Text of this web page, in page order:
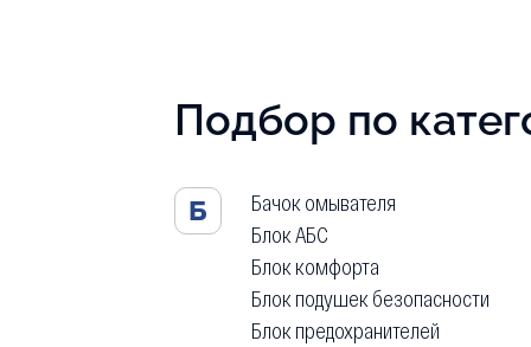
Подбор по
Б
Бачок омывателя
Блок АБС
Блок комфорта
Блок подушек безопасности
Блок предохранителей